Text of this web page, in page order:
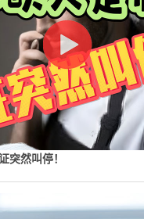
突然叫停！